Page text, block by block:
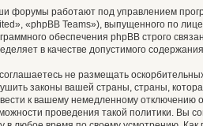
форумы работают под управлением
«phpBB Teams»), выпущенного по
обеспечения phpBB строго
в качестве допустимого
не размещать
законы вашей страны, страны,
к вашему немедленному отключению
проведения такой политики. Вы